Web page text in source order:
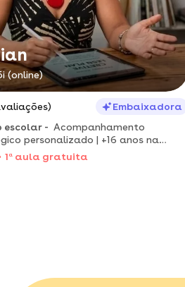
(online)
Embaixadora
escolar - Acompanhamento
personalizado | +16 anos na
| com você, da alfabetização ao
1 a aula gratuita